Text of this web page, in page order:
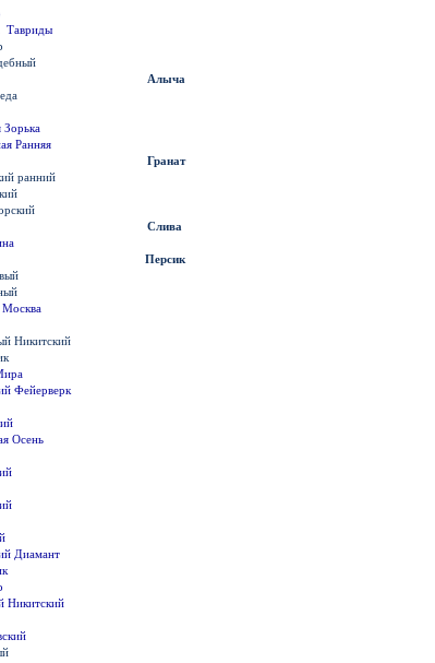
Тавриды
Алыча
Зорька
Ранняя
Гранат
ранний
Слива
Персик
Москва
Никитский
Фейерверк
Осень
Диамант
Никитский